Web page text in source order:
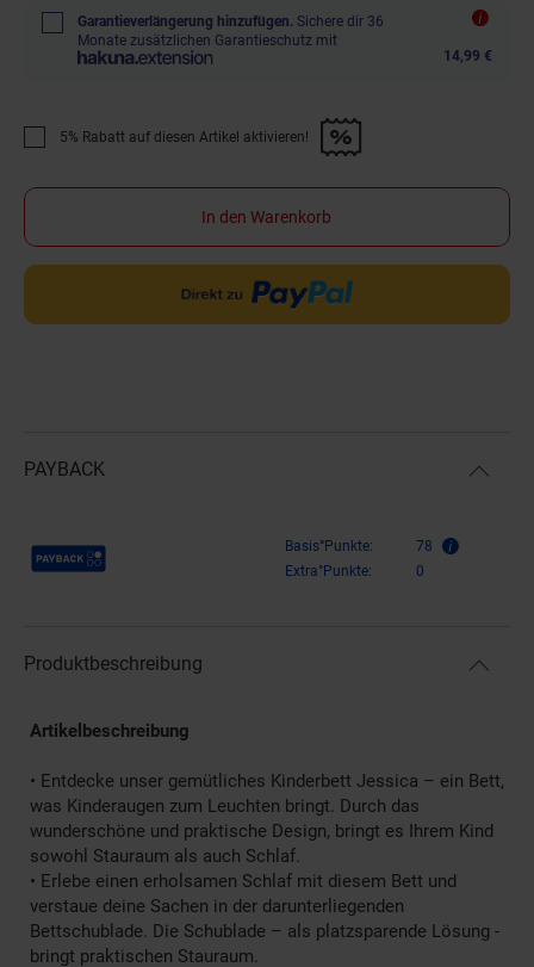
Garantieverlängerung hinzufügen. Sichere dir 36
Monate zusätzlichen Garantieschutz mit
14,99 €
Promotion "5% Rabatt auf diesen Artikel aktivieren!" anwenden
5% Rabatt auf diesen Artikel aktivieren!
In den Warenkorb
PAYBACK
Payback Punkte Basis°Punkte:
78
Extra°Punkte:
0
Produktbeschreibung
Artikelbeschreibung
• Entdecke unser gemütliches Kinderbett Jessica – ein Bett,
was Kinderaugen zum Leuchten bringt. Durch das
wunderschöne und praktische Design, bringt es Ihrem Kind
sowohl Stauraum als auch Schlaf.
• Erlebe einen erholsamen Schlaf mit diesem Bett und
verstaue deine Sachen in der darunterliegenden
Bettschublade. Die Schublade – als platzsparende Lösung -
bringt praktischen Stauraum.